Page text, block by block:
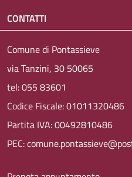
CONTATTI
Comune di Pontassieve
via Tanzini, 30 50065
tel: 055 83601
Codice Fiscale: 01011320486
Partita IVA: 00492810486
PEC: